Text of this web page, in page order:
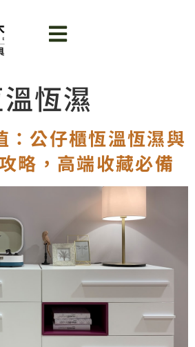
恆濕
：公仔櫃恆溫恆濕與
略，高端收藏必備